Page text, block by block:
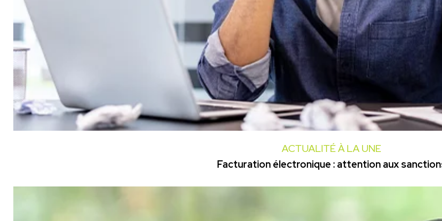
ACTUALITÉ À LA UNE
Facturation électronique : attention aux